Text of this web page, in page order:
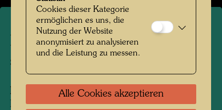
Friedrich Stowasser mit
seiner Mutter
Personen am Foto:Friedensreich
Hundertwasser, Friedrich Stowasser, Elsa
Cookies dieser Kategorie
ermöglichen es uns, die
Nutzung der Website
anonymisiert zu analysieren
und die Leistung zu messen.
Alle Cookies akzeptieren